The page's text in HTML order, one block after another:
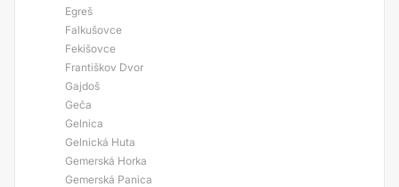
Egreš
Falkušovce
Fekišovce
Františkov Dvor
Gajdoš
Geča
Gelnica
Gelnická Huta
Gemerská Horka
Gemerská Panica